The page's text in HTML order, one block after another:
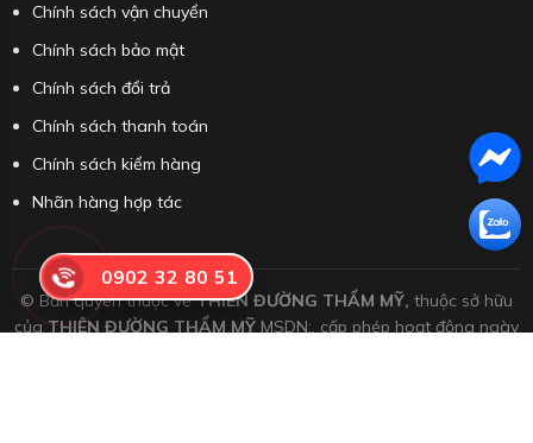
0902 32 80 51
Chính sách vận chuyển
Chính sách bảo mật
Chính sách đổi trả
Chính sách thanh toán
Chính sách kiểm hàng
Nhãn hàng hợp tác
© Bản quyền thuộc vềTHIÊN ĐƯỜNG THẨM MỸ, thuộc sở hữu
của THIÊN ĐƯỜNG THẨM MỸ MSDN:, cấp phép hoạt động ngày